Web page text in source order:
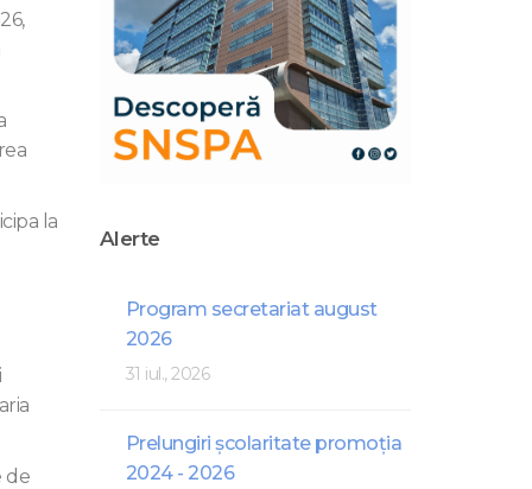
la
de
Alerte
Program secretariat august
2026
31 iul., 2026
Prelungiri școlaritate promoția
2024 - 2026